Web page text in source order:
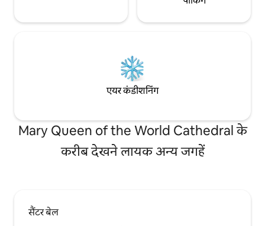
एयर कंडीशनिंग
Mary Queen of the World Cathedral के
करीब देखने लायक अन्य जगहें
सैंटर बेल